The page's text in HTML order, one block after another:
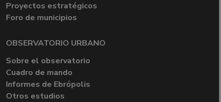
Proyectos estratégicos
Foro de municipios
OBSERVATORIO URBANO
Sobre el observatorio
Cuadro de mando
Informes de Ebrópolis
Otros estudios